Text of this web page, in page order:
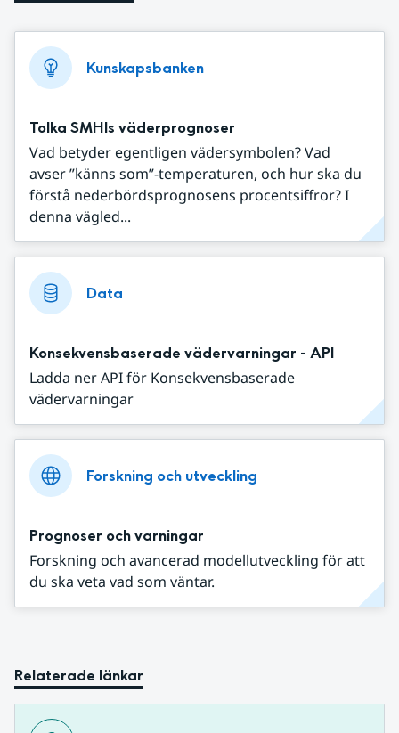
Kunskapsbanken
Tolka SMHIs väderprognoser
Vad betyder egentligen vädersymbolen? Vad
avser ”känns som”-temperaturen, och hur ska du
förstå nederbördsprognosens procentsiffror? I
denna vägled...
Data
Konsekvensbaserade vädervarningar - API
Ladda ner API för Konsekvensbaserade
vädervarningar
Forskning och utveckling
Prognoser och varningar
Forskning och avancerad modellutveckling för att
du ska veta vad som väntar.
Relaterade länkar